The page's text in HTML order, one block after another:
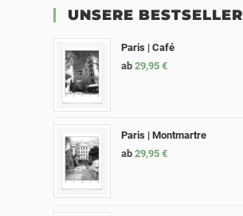
UNSERE BESTSELLER
Paris | Café
ab29,95€
Paris | Montmartre
ab29,95€